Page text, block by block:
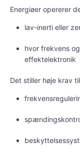
Energiøer opererer
lav-inerti eller
hvor frekvens
effektelektronik
Det stiller høje krav